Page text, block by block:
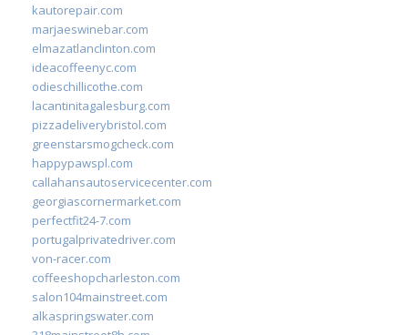
kautorepair.com
marjaeswinebar.com
elmazatlanclinton.com
ideacoffeenyc.com
odieschillicothe.com
lacantinitagalesburg.com
pizzadeliverybristol.com
greenstarsmogcheck.com
happypawspl.com
callahansautoservicecenter.com
georgiascornermarket.com
perfectfit24-7.com
portugalprivatedriver.com
von-racer.com
coffeeshopcharleston.com
salon104mainstreet.com
alkaspringswater.com